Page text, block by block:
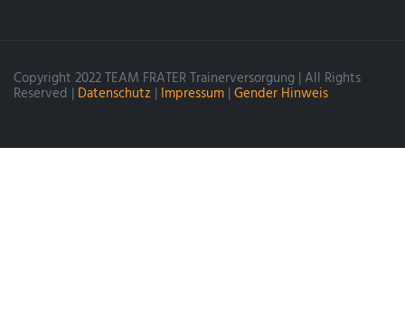
Copyright 2022 TEAM FRATER Trainerversorgung | All Rights
Reserved | Datenschutz | Impressum | Gender Hinweis